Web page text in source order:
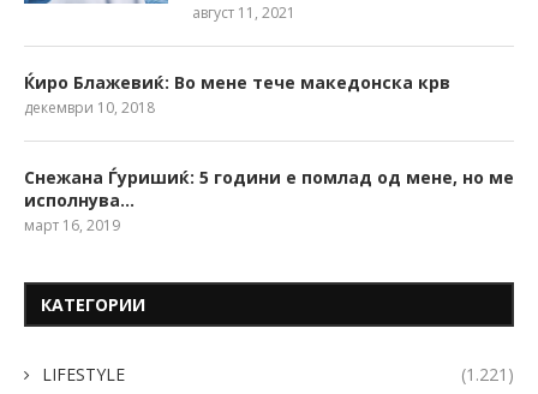
август 11, 2021
Ќиро Блажевиќ: Во мене тече македонска крв
декември 10, 2018
Снежана Ѓуришиќ: 5 години е помлад од мене, но ме
исполнува…
март 16, 2019
КАТЕГОРИИ
LIFESTYLE (1.221)